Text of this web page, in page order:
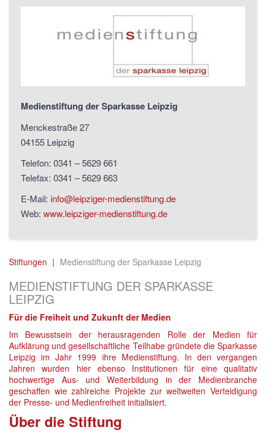
Medienstiftung der Sparkasse Leipzig
Menckestraße 27
04155 Leipzig
Telefon: 0341 – 5629 661
Telefax: 0341 – 5629 663
E-Mail: info@leipziger-medienstiftung.de
Web: www.leipziger-medienstiftung.de
Stiftungen Medienstiftung der Sparkasse Leipzig
MEDIENSTIFTUNG DER SPARKASSE
LEIPZIG
Für die Freiheit und Zukunft der Medien
Im Bewusstsein der herausragenden Rolle der Medien für
Aufklärung und gesellschaftliche Teilhabe gründete die Sparkasse
Leipzig im Jahr 1999 ihre Medienstiftung. In den vergangen
Jahren wurden hier ebenso Institutionen für eine qualitativ
hochwertige Aus- und Weiterbildung in der Medienbranche
geschaffen wie zahlreiche Projekte zur weltweiten Verteidigung
der Presse- und Medienfreiheit initialisiert.
Über die Stiftung